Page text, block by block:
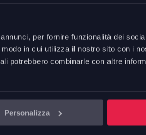
per fornire funzionalità dei
in cui utilizza il nostro sito con i
potrebbero combinarle con altre
Personalizza